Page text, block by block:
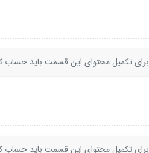
برای تکمیل محتوای این قسمت باید حساب
برای تکمیل محتوای این قسمت باید حساب